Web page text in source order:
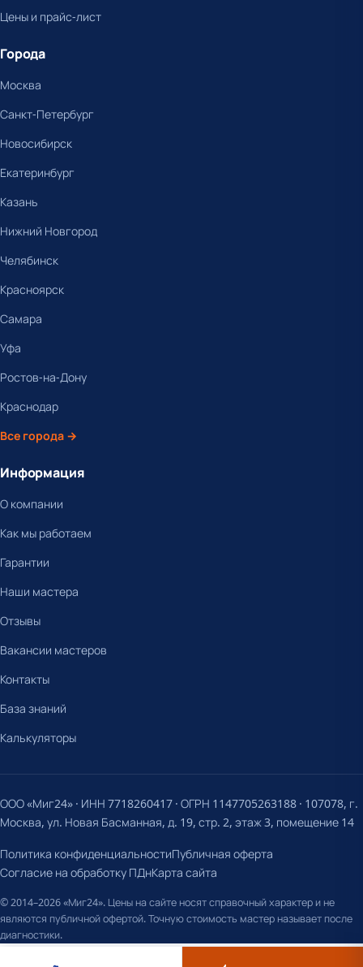
Цены и прайс-лист
Города
Москва
Санкт-Петербург
Новосибирск
Екатеринбург
Казань
Нижний Новгород
Челябинск
Красноярск
Самара
Уфа
Ростов-на-Дону
Краснодар
Все города →
Информация
О компании
Как мы работаем
Гарантии
Наши мастера
Отзывы
Вакансии мастеров
Контакты
База знаний
Калькуляторы
ООО «Миг24» · ИНН 7718260417 · ОГРН 1147705263188 · 107078, г.
Москва, ул. Новая Басманная, д. 19, стр. 2, этаж 3, помещение 14
Политика конфиденциальностиПубличная оферта
Согласие на обработку ПДнКарта сайта
© 2014–2026 «Миг24». Цены на сайте носят справочный характер и не
являются публичной офертой. Точную стоимость мастер называет после
диагностики.